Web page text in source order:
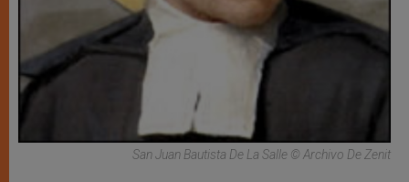
San Juan Bautista De La Salle © Archivo De Zenit